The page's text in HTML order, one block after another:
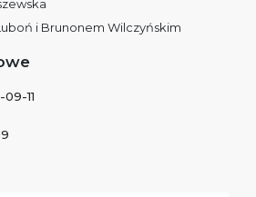
i Brunonem Wilczyńskim
11